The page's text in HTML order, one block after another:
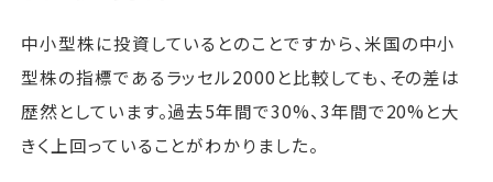
中小型株に投資しているとのことですから、米国の中小
型株の指標であるラッセル2000と比較しても、その差は
歴然としています。過去5年間で30%、3年間で20%と大
きく上回っていることがわかりました。